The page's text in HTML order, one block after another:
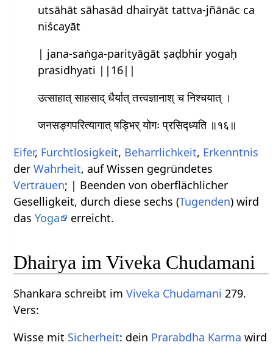
utsāhāt sāhasād dhairyāt tattva-jñānāc ca
niścayāt
| jana-saṅga-parityāgāt ṣaḍbhir yogaḥ
prasidhyati ||16||
उत्साहात् साहसाद् धैर्यात् तत्त्वज्ञानाश् च निश्चयात् ।
जनसङ्गपरित्यागात् षड्भिर् योगः प्रसिद्ध्यति ॥१६॥
Eifer, Furchtlosigkeit, Beharrlichkeit, Erkenntnis
derWahrheit, auf Wissen gegründetes
Vertrauen; | Beenden von oberflächlicher
Geselligkeit, durch diese sechs (Tugenden) wird
dasYoga erreicht.
Dhairya im Viveka Chudamani
Shankara schreibt imViveka Chudamani 279.
Vers:
Wisse mit Sicherheit: dein Prarabdha Karma wird